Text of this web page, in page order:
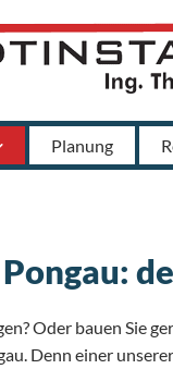
Planung
Oder bauen Sie
Denn einer